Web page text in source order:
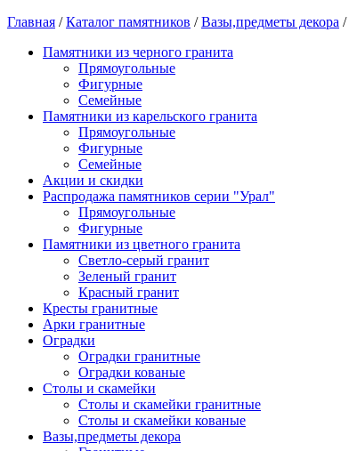
Главная /Каталог памятников /Вазы,предметы декора /
Памятники из черного гранита
Прямоугольные
Фигурные
Семейные
Памятники из карельского гранита
Прямоугольные
Фигурные
Семейные
Акции и скидки
Распродажа памятников серии "Урал"
Прямоугольные
Фигурные
Памятники из цветного гранита
Светло-серый гранит
Зеленый гранит
Красный гранит
Кресты гранитные
Арки гранитные
Оградки
Оградки гранитные
Оградки кованые
Столы и скамейки
Столы и скамейки гранитные
Столы и скамейки кованые
Вазы,предметы декора